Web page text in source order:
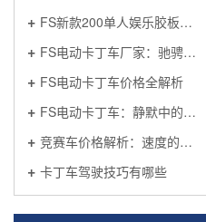
FS新款200单人娱乐胶板车：城市轻出行新体验
FS电动卡丁车厂家：驰骋绿色赛道
FS电动卡丁车价格全解析
FS电动卡丁车：静默中的极速革命
竞赛车价格解析：速度的代价
卡丁车驾驶技巧有哪些